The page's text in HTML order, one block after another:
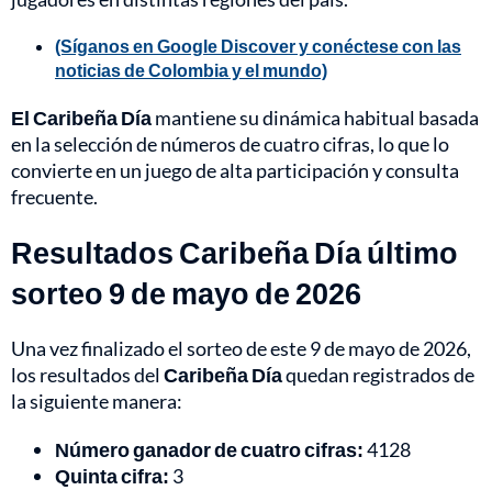
(Síganos en Google Discover y conéctese con las
noticias de Colombia y el mundo)
El Caribeña Díamantiene su dinámica habitual basada
en la selección de números de cuatro cifras, lo que lo
convierte en un juego de alta participación y consulta
frecuente.
Resultados Caribeña Día último
sorteo 9 de mayo de 2026
Una vez finalizado el sorteo de este 9 de mayo de 2026,
los resultados delCaribeña Díaquedan registrados de
la siguiente manera:
Número ganador de cuatro cifras:4128
Quinta cifra: 3